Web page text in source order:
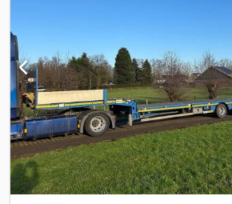
leverans under förutsättning att den inte är
Återförsäljare INTERDRIVE SRL - PARMA.